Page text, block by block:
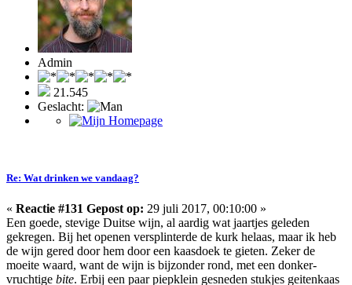
Admin
21.545
Geslacht:
Re: Wat drinken we vandaag?
« Reactie #131 Gepost op: 29 juli 2017, 00:10:00 »
Een goede, stevige Duitse wijn, al aardig wat jaartjes geleden
gekregen. Bij het openen versplinterde de kurk helaas, maar ik heb
de wijn gered door hem door een kaasdoek te gieten. Zeker de
moeite waard, want de wijn is bijzonder rond, met een donker-
vruchtige bite. Erbij een paar piepklein gesneden stukjes geitenkaas